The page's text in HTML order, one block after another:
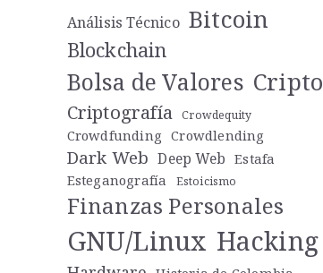
Análisis Técnico Bitcoin
Blockchain
Bolsa de Valores Cripto
Criptografía Crowdequity
Crowdfunding Crowdlending
Dark Web Deep Web Estafa
Esteganografía
Estoicismo
Finanzas Personales
GNU/Linux Hacking